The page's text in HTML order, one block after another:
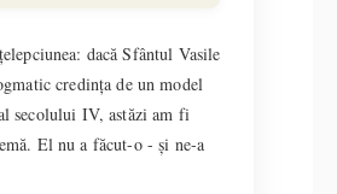
dacă Sfântul Vasile
credința de un model
secolului IV, astăzi am fi
El nu a făcut-o - și ne-a